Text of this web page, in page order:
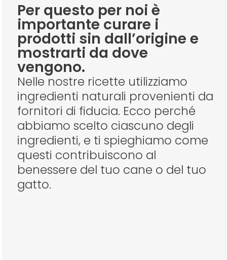
Per questo per noi è
importante curare i
prodotti sin dall’origine e
mostrarti da dove
vengono.
Nelle nostre ricette utilizziamo
ingredienti naturali provenienti da
fornitori di fiducia. Ecco perché
abbiamo scelto ciascuno degli
ingredienti, e ti spieghiamo come
questi contribuiscono al
benessere del tuo cane o del tuo
gatto.